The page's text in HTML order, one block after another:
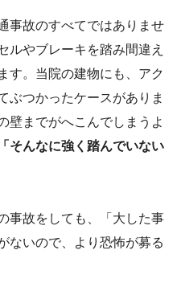
事故のすべてではありませ
ルやブレーキを踏み間違え
す。当院の建物にも、アク
ぶつかったケースがありま
壁までがへこんでしまうよ
「そんなに強く踏んでいない
事故をしても、「大した事
ないので、より恐怖が募る